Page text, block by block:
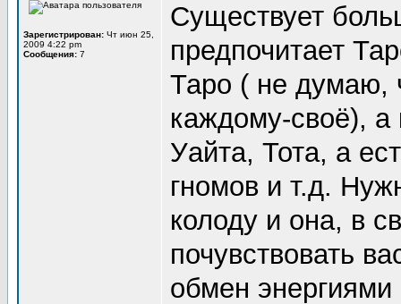
Зарегистрирован: Чт июн 25,
2009 4:22 pm
Сообщения: 7
Существует
предпочитает
Таро ( не думаю,
каждому-своё), а
Уайта, Тота, а
гномов и т.д.
колоду и она, в
почувствовать
обмен